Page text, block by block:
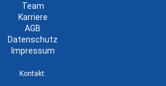
Team
Karriere
AGB
Datenschutz
Impressum
Kontakt: